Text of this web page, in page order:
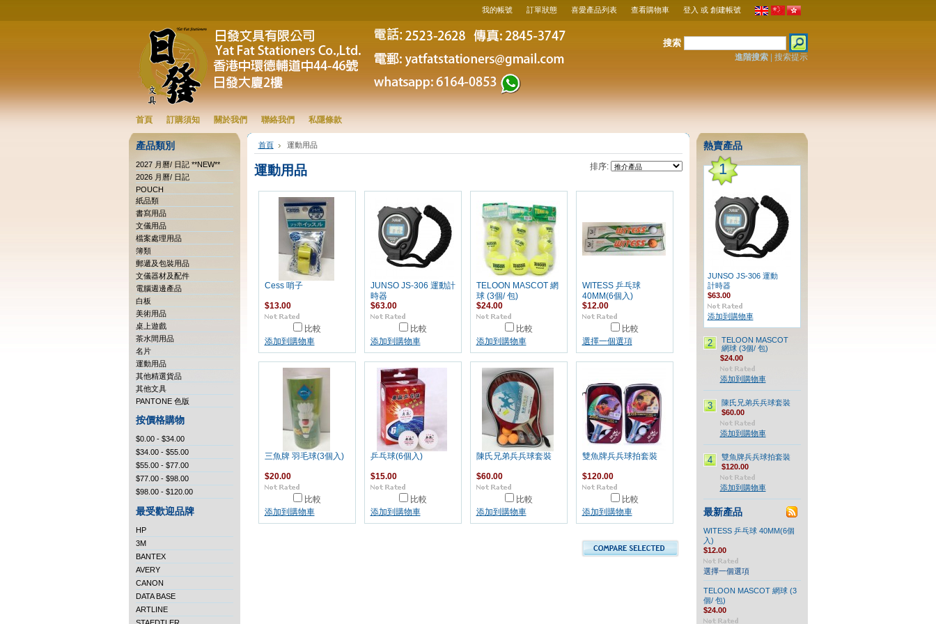
我的帳號 訂單狀態 喜愛產品列表 查看購物車 登入 或 創建帳號
搜索
進階搜索| 搜索提示
首頁 訂購須知 關於我們 聯絡我們 私隱條款
產品類別
2027 月曆/ 日記 **NEW**
2026 月曆/ 日記
POUCH
紙品類
書寫用品
文儀用品
檔案處理用品
簿類
郵遞及包裝用品
文儀器材及配件
電腦週邊產品
白板
美術用品
桌上遊戲
茶水間用品
名片
運動用品
其他精選貨品
其他文具
PANTONE 色版
按價格購物
$0.00 - $34.00
$34.00 - $55.00
$55.00 - $77.00
$77.00 - $98.00
$98.00 - $120.00
最受歡迎品牌
HP
3M
BANTEX
AVERY
CANON
DATA BASE
ARTLINE
首頁 運動用品
排序:
運動用品
Cess 哨子
$13.00
比較
添加到購物車
JUNSO JS-306 運動計
時器
$63.00
比較
添加到購物車
TELOON MASCOT 網
球 (3個/ 包)
$24.00
比較
添加到購物車
WITESS 乒乓球
40MM(6個入)
$12.00
比較
選擇一個選項
三魚牌 羽毛球(3個入)
$20.00
比較
添加到購物車
乒乓球(6個入)
$15.00
比較
添加到購物車
陳氏兄弟兵兵球套裝
$60.00
比較
添加到購物車
雙魚牌兵兵球拍套裝
$120.00
比較
添加到購物車
熱賣產品
1
JUNSO JS-306 運動
計時器
$63.00
添加到購物車
2
TELOON MASCOT
網球 (3個/ 包)
$24.00
添加到購物車
3
陳氏兄弟兵兵球套裝
$60.00
添加到購物車
4
雙魚牌兵兵球拍套裝
$120.00
添加到購物車
最新產品
WITESS 乒乓球 40MM(6個
入)
$12.00
選擇一個選項
TELOON MASCOT 網球 (3
個/ 包)
$24.00